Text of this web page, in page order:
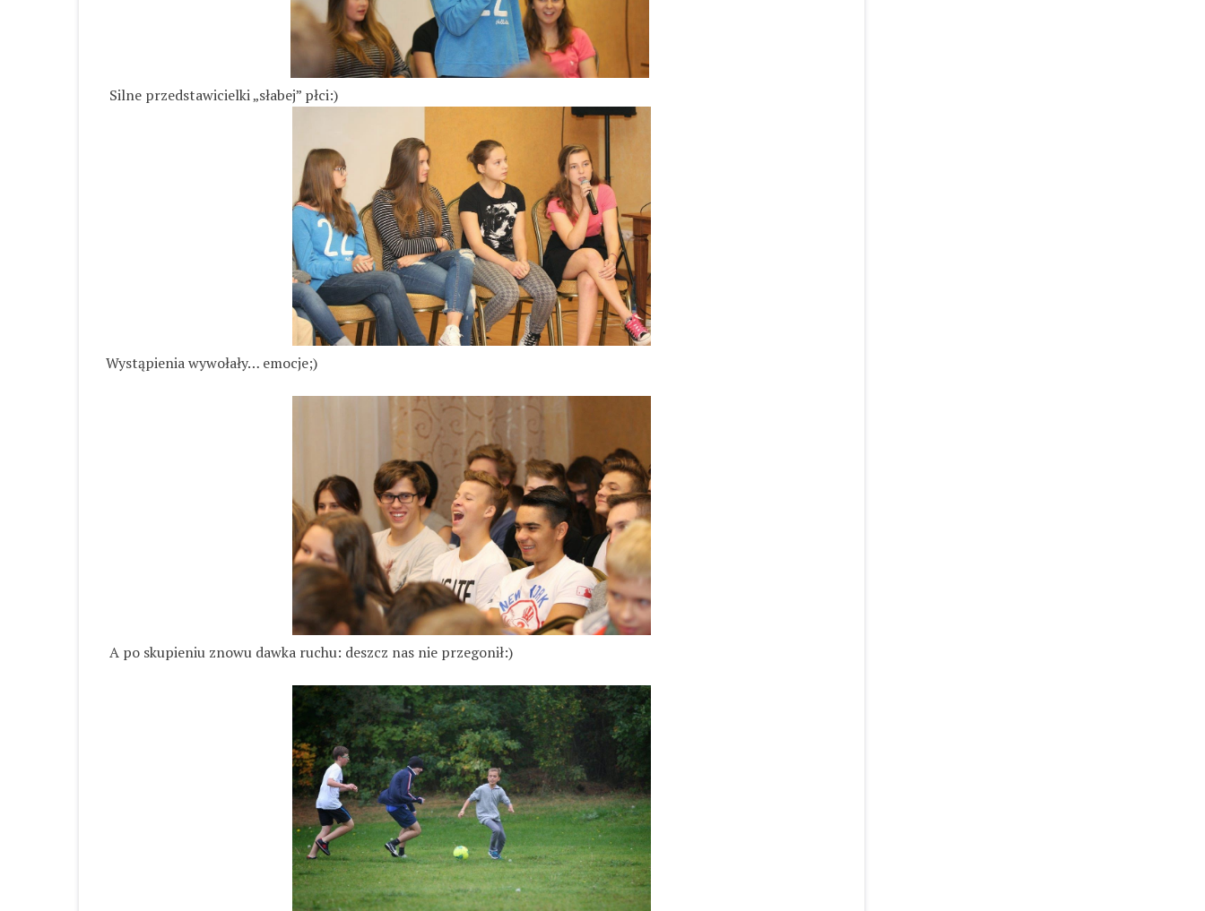
Silne przedstawicielki „słabej” płci:)
Wystąpienia wywołały… emocje;)
A po skupieniu znowu dawka ruchu: deszcz nas nie przegonił:)